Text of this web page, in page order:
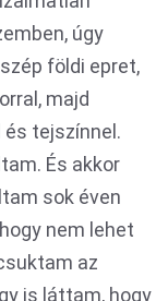
úgy
földi epret,
majd
tejszínnel.
És akkor
sok éven
nem lehet
az
is láttam, hogy